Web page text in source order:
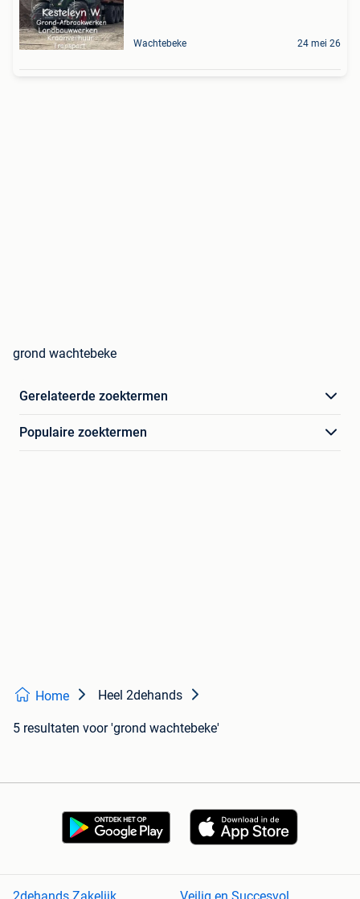
Wachtebeke 24 mei 26
grond wachtebeke
Gerelateerde zoektermen
Populaire zoektermen
Home Heel 2dehands
5 resultaten voor 'grond wachtebeke'